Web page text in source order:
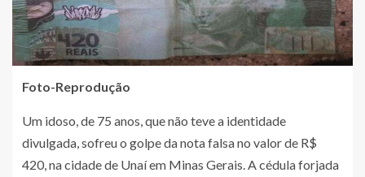
Foto-Reprodução
Um idoso, de 75 anos, que não teve a identidade
divulgada, sofreu o golpe da nota falsa no valor de R$
420, na cidade de Unaí em Minas Gerais. A cédula forjada